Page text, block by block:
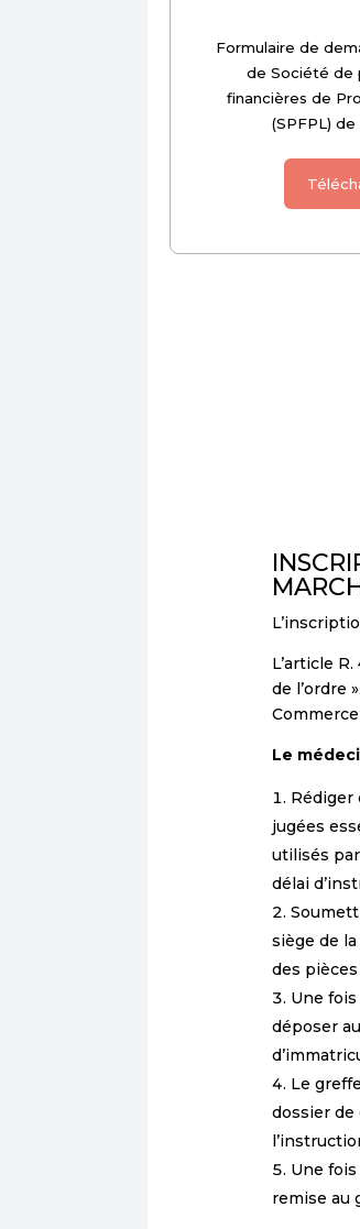
Formulaire de
de Société de
financières de
(SPFPL)
L’article
de l’ordre
Le
Rédiger
jugées
utilisés
délai
siège de
des
Une
déposer
Le
dossier de
Une
remise au